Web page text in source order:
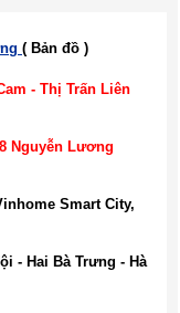
( Bản đồ )
- Thị Trấn Liên
Nguyễn Lương
Smart City,
- Hai Bà Trưng - Hà